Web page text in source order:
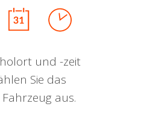
und -zeit
Sie das
aus.